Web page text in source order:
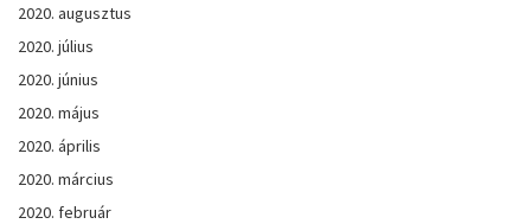
2020. augusztus
2020. július
2020. június
2020. május
2020. április
2020. március
2020. február